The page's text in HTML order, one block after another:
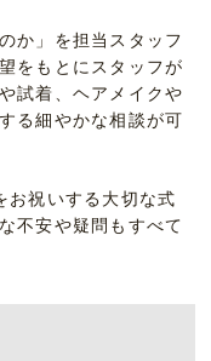
か」を担当スタッフ
をもとにスタッフが
試着、ヘアメイクや
る細やかな相談が可
お祝いする大切な式
不安や疑問もすべて